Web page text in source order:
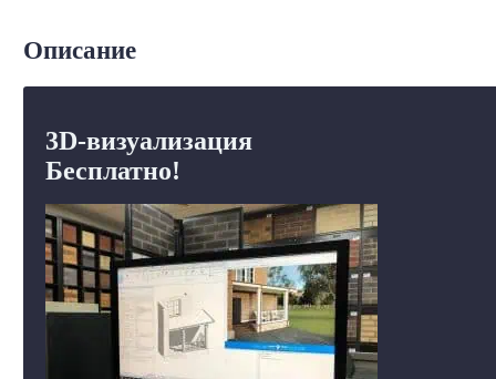
Описание
3D-визуализация
Бесплатно!